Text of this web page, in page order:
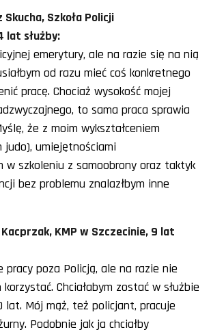
Szkoła Policji
lat służby:
emerytury, ale na razie się na nią
od razu mieć coś konkretnego
pracę. Chociaż wysokość mojej
to sama praca sprawia
że z moim wykształceniem
umiejętnościami
w szkoleniu z samoobrony oraz taktyk
bez problemu znalazłbym inne
KMP w Szczecinie, 9 lat
pracy poza Policją, ale na razie nie
Chciałabym zostać w służbie
lat. Mój mąż, też policjant, pracuje
Podobnie jak ja chciałby